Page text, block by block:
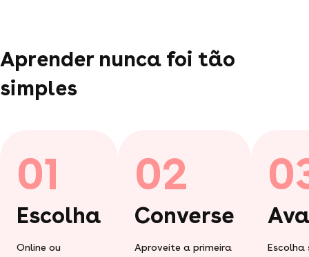
Aprender nunca foi tão
simples
01
Escolha
Online ou
02
Converse
Aproveite a primeira
Escolha